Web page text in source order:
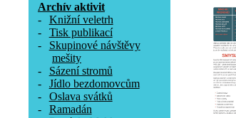
Archív aktivit
-
Knižní veletrh
-
Tisk publikací
-
Skupinové návštěvy
mešity
-
Sázení stromů
-
Jídlo bezdomovcům
-
Oslava svátků
-
Ramadán